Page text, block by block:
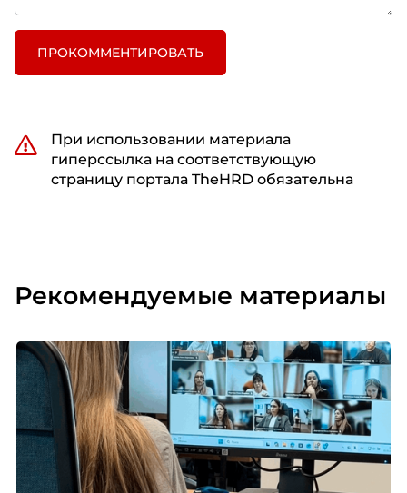
ПРОКОММЕНТИРОВАТЬ
При использовании материала
гиперссылка на соответствующую
страницу портала TheHRD обязательна
Рекомендуемые материалы